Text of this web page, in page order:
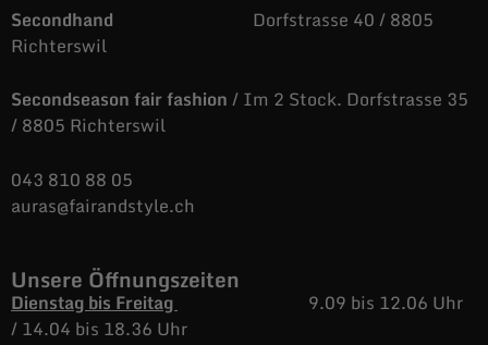
Secondhand Dorfstrasse 40 / 8805
Richterswil
Secondseason fair fashion/ Im 2 Stock. Dorfstrasse 35
/ 8805 Richterswil
043 810 88 05
auras@fairandstyle.ch
Unsere Öffnungszeiten
Dienstag bis Freitag
9.09 bis 12.06 Uhr
/14.04 bis 18.36 Uhr